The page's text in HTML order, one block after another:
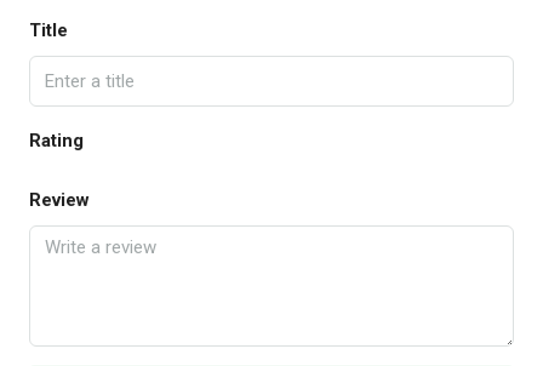
Title
Rating
Review